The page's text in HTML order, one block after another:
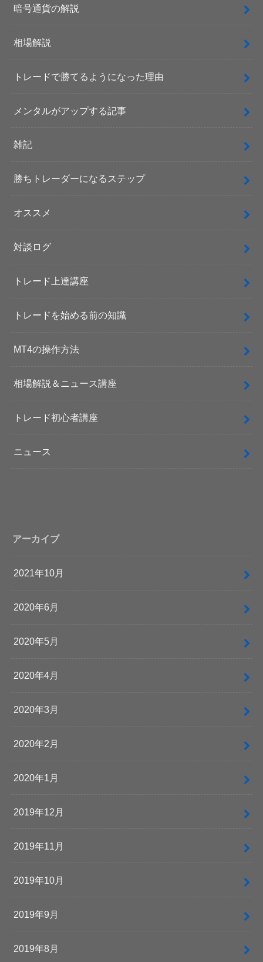
暗号通貨の解説
相場解説
トレードで勝てるようになった理由
メンタルがアップする記事
雑記
勝ちトレーダーになるステップ
オススメ
対談ログ
トレード上達講座
トレードを始める前の知識
MT4の操作方法
相場解説＆ニュース講座
トレード初心者講座
ニュース
アーカイブ
2021年10月
2020年6月
2020年5月
2020年4月
2020年3月
2020年2月
2020年1月
2019年12月
2019年11月
2019年10月
2019年9月
2019年8月